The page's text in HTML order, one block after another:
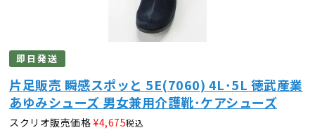
即日発送
片足販売 瞬感スポッと 5E(7060) 4L･5L 徳武産業
あゆみシューズ 男女兼用介護靴･ケアシューズ
スクリオ販売価格 ¥4,675税込